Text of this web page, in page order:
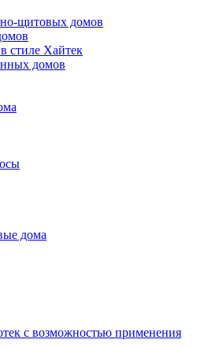
щитовых домов
стиле Хайтек
домов
дома